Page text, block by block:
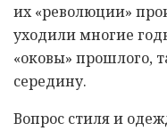
их «революции»
уходили многие
«оковы» прошлого,
середину.
Вопрос стиля и